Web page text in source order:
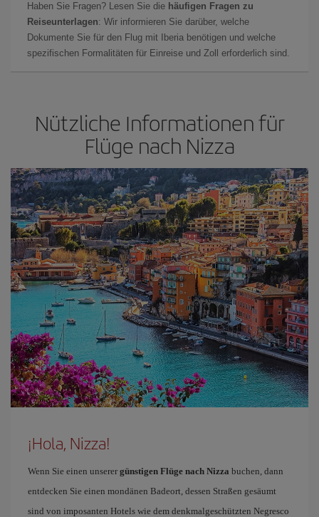
Haben Sie Fragen? Lesen Sie die häufigen Fragen zu
Reiseunterlagen: Wir informieren Sie darüber, welche
Dokumente Sie für den Flug mit Iberia benötigen und welche
spezifischen Formalitäten für Einreise und Zoll erforderlich sind.
Nützliche Informationen für
Flüge nach Nizza
¡Hola, Nizza!
Wenn Sie einen unserer günstigen Flüge nach Nizza buchen, dann
entdecken Sie einen mondänen Badeort, dessen Straßen gesäumt
sind von imposanten Hotels wie dem denkmalgeschützten Negresco